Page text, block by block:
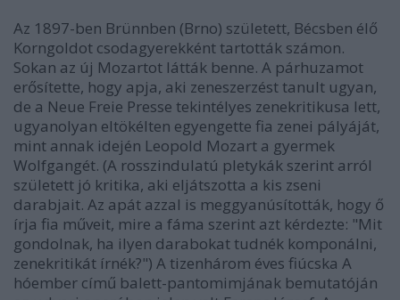
Az 1897-ben Brünnben (Brno) született, Bécsben élő
Korngoldot csodagyerekként tartották számon.
Sokan az új Mozartot látták benne. A párhuzamot
erősítette, hogy apja, aki zeneszerzést tanult ugyan,
de a Neue Freie Presse tekintélyes zenekritikusa lett,
ugyanolyan eltökélten egyengette fia zenei pályáját,
mint annak idején Leopold Mozart a gyermek
Wolfgangét. (A rosszindulatú pletykák szerint arról
született jó kritika, aki eljátszotta a kis zseni
darabjait. Az apát azzal is meggyanúsították, hogy ő
írja fia műveit, mire a fáma szerint azt kérdezte: "Mit
gondolnak, ha ilyen darabokat tudnék komponálni,
zenekritikát írnék?") A tizenhárom éves fiúcska A
hóember című balett-pantomimjának bemutatóján